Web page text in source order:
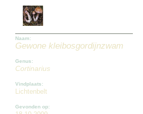
Naam:
Gewone kleibosgordijnzwam
Genus:
Cortinarius
Vindplaats:
Lichtenbelt
Gevonden op: